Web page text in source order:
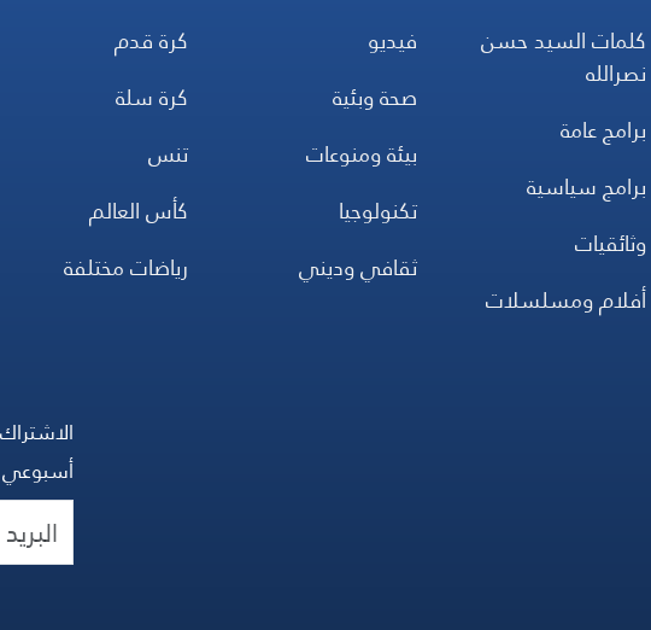
كلمات السيد حسن
نصرالله
برامج عامة
برامج سياسية
وثائقيات
أفلام ومسلسلات
فيديو
صحة وبئية
بيئة ومنوعات
تكنولوجيا
ثقافي وديني
كرة قدم
كرة سلة
تنس
كأس العالم
رياضات مختلفة